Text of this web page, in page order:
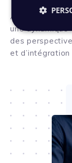
Au-delà de sa
une
des
et